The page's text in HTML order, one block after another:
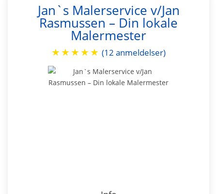
Jan`s Malerservice v/Jan
Rasmussen – Din lokale
Malermester
★★★★★ (12 anmeldelser)